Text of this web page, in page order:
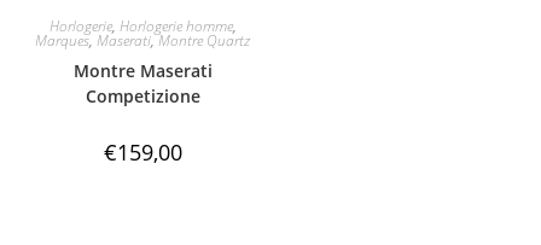
Horlogerie, Horlogerie homme,
Marques,Maserati,Montre Quartz
Montre Maserati
Competizione
€159,00